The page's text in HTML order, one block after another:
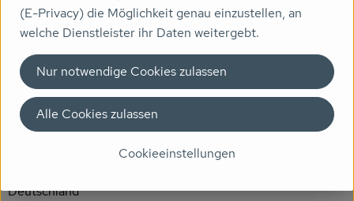
Veranstaltungen
Biomarkt
Wissen
Über uns
Produktdatenblatt
Herkunft
Hersteller: Voelkel
Deutschland
(E-Privacy) die Möglichkeit genau einzustellen, an
welche Dienstleister ihr Daten weitergebt.
Cookieeinstellungen
Nur notwendige Cookies zulassen
Alle Cookies zulassen